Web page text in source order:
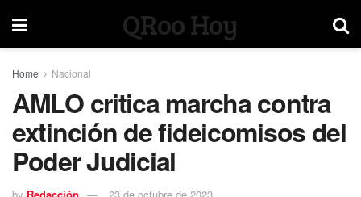
QRoo Hoy
Home Nacional
AMLO critica marcha contra
extinción de fideicomisos del
Poder Judicial